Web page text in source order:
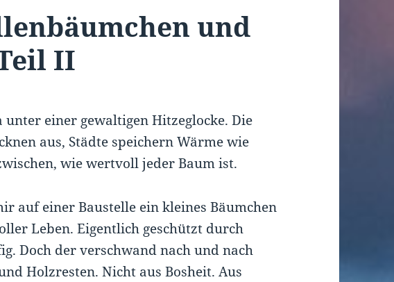
und
II
einer gewaltigen Hitzeglocke. Die
aus, Städte speichern Wärme wie
wie wertvoll jeder Baum ist.
auf einer Baustelle ein kleines Bäumchen
Leben. Eigentlich geschützt durch
Doch der verschwand nach und nach
Holzresten. Nicht aus Bosheit. Aus